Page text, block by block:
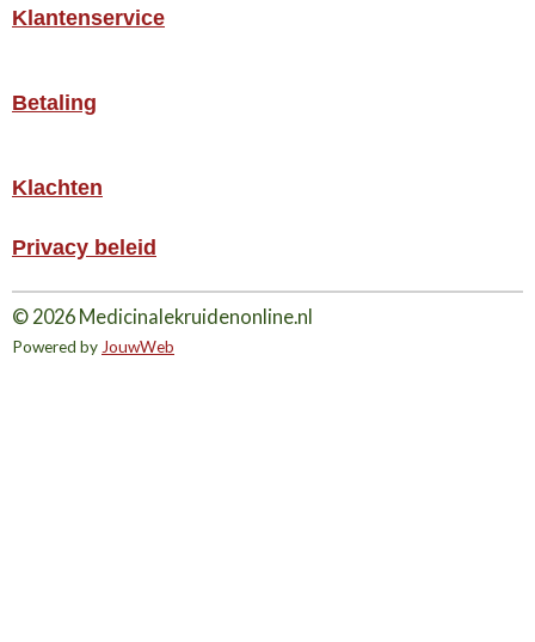
Klantenservice
Betaling
Klachten
Privacy beleid
© 2026 Medicinalekruidenonline.nl
Powered by JouwWeb